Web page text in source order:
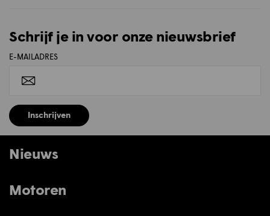
Schrijf je in voor onze nieuwsbrief
E-MAILADRES
Inschrijven
Nieuws
Motoren